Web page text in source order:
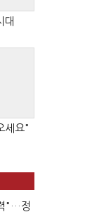
대
세요"
"…정